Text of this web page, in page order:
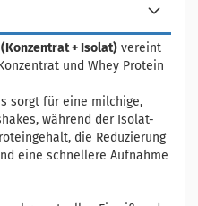
+ Isolat) vereint
und Whey Protein
sorgt für eine milchige,
während der Isolat-
die Reduzierung
eine schnellere Aufnahme